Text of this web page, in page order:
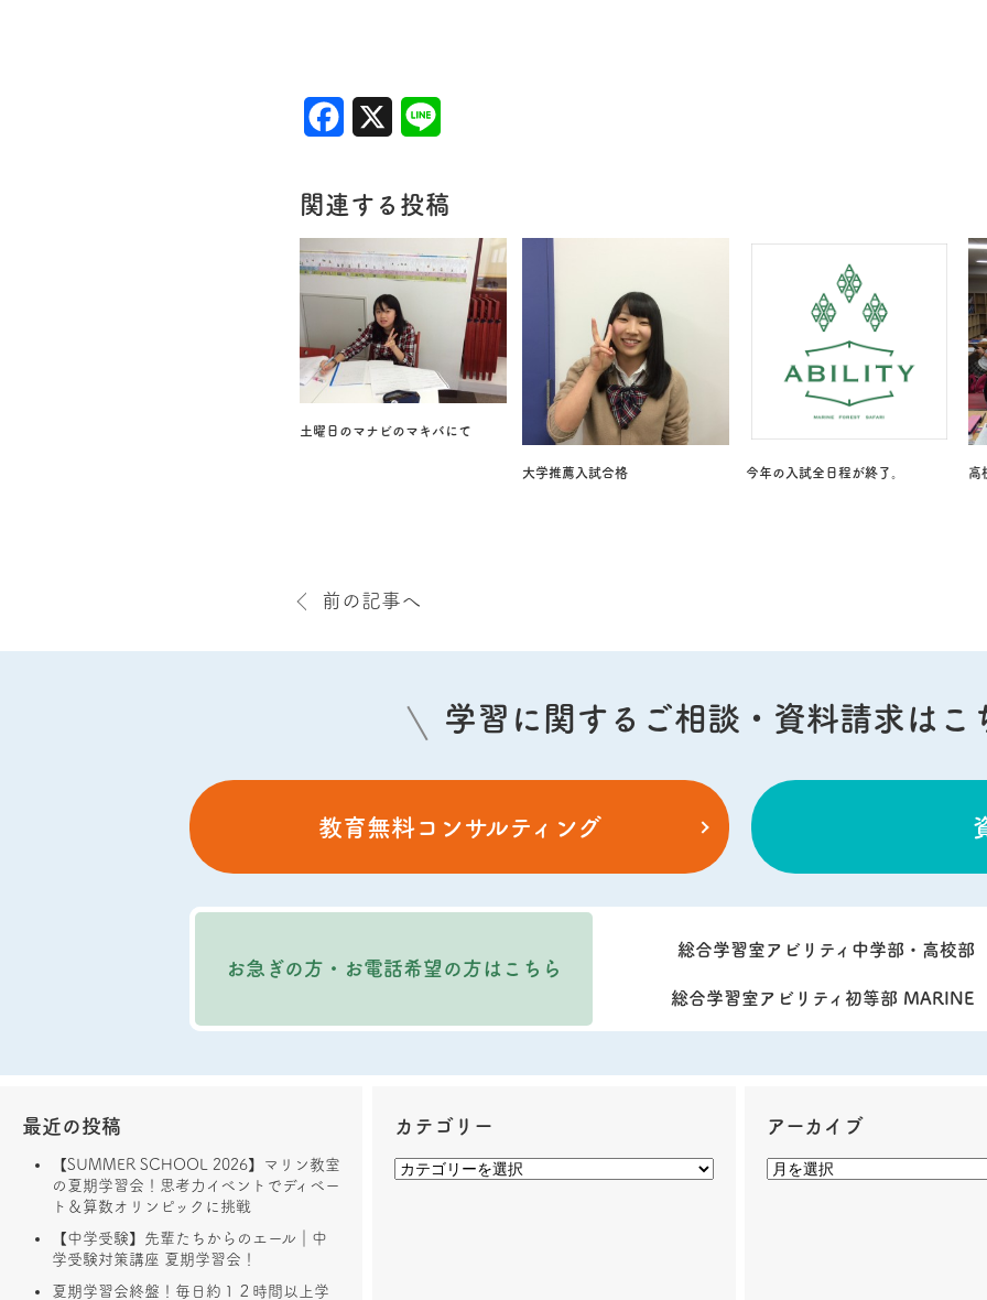
Facebook
関連する投稿
土曜日のマナビのマキバにて
大学推薦入試合格 今年の入試全日程が終了。 高
前の記事へ
学習に関する ご相談・資料請求はこ
教育無料コンサルティング
お急ぎの方・お電話希望の方はこちら
総合学習室アビリティ中学部・高校部
総合学習室アビリティ初等部 MARINE
最近の投稿
【SUMMER SCHOOL 2026】マリン教室
の夏期学習会！思考力イベントでディベー
ト＆算数オリンピックに挑戦
【中学受験】先輩たちからのエール｜中
学受験対策講座 夏期学習会！
夏期学習会終盤！毎日約１２時間以上学
カテゴリー アーカイブ